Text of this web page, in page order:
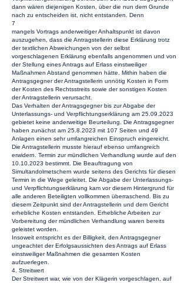
dann wären diejenigen Kosten, über die nun dem Grunde
nach zu entscheiden ist, nicht entstanden. Denn
7
mangels Vortrags anderweitiger Anhaltspunkt ist davon
auszugehen, dass die Antragstellerin diese Erklärung trotz
der textlichen Abweichungen von der selbst
vorgeschlagenen Erklärung ebenfalls angenommen und von
der Stellung eines Antrags auf Erlass einstweiliger
Maßnahmen Abstand genommen hätte. Mithin haben die
Antragsgegner der Antragstellerin unnötig Kosten in Form
der Kosten des Rechtsstreits sowie der sonstigen Kosten
der Antragstellerin verursacht.
Das Verhalten der Antragsgegner bis zur Abgabe der
Unterlassungs- und Verpflichtungserklärung am 25.09.2023
gebietet keine anderweitige Beurteilung. Die Antragsgegner
haben zunächst am 25.8.2023 mit 107 Seiten und 49
Anlagen einen sehr umfangreichen Einspruch eingereicht.
Die Antragstellerin musste hierauf ebenso umfangreich
erwidern. Termin zur mündlichen Verhandlung wurde auf den
10.10.2023 bestimmt. Die Beauftragung von
Simultandolmetschern wurde seitens des Gerichts für diesen
Termin in die Wege geleitet. Die Abgabe der Unterlassungs-
und Verpflichtungserklärung kam vor diesem Hintergrund für
alle anderen Beteiligten vollkommen überraschend. Bis zu
diesem Zeitpunkt sind der Antragstellerin und dem Gericht
erhebliche Kosten entstanden. Erhebliche Arbeiten zur
Vorbereitung der mündlichen Verhandlung waren bereits
geleistet worden.
Insoweit entspricht es der Billigkeit, den Antragsgegner
ungeachtet der Erfolgsaussichten des Antrags auf Erlass
einstweiliger Maßnahmen die gesamten Kosten
aufzuerlegen.
4. Streitwert
Der Streitwert war, wie von der Klägerin vorgeschlagen, auf